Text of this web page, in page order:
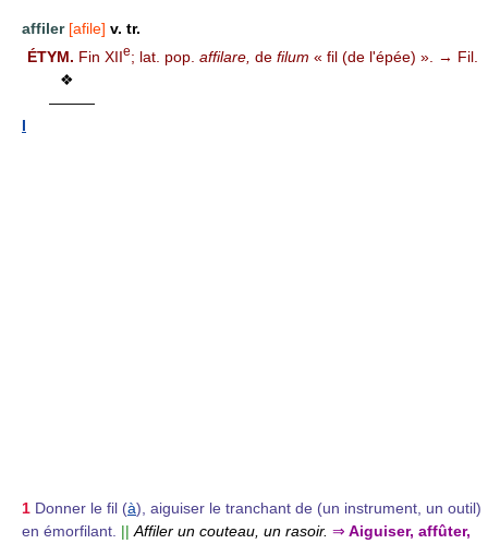
affiler [afile] v. tr.
ÉTYM. Fin XIIe; lat. pop. affilare, de filum « fil (de l'épée) ». → Fil.
❖
———
I
1 Donner le fil (à), aiguiser le tranchant de (un instrument, un outil)
en émorfilant. || Affiler un couteau, un rasoir. ⇒ Aiguiser, affûter,